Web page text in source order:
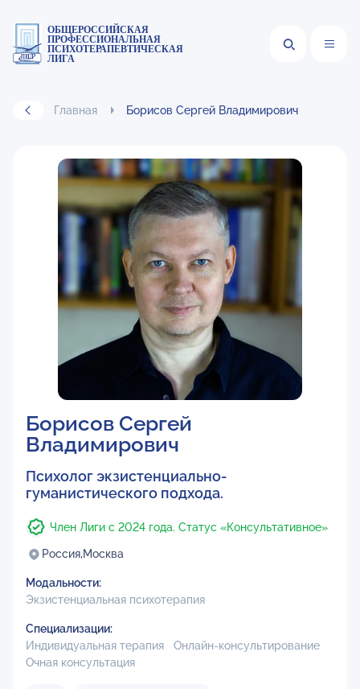
ОБЩЕРОССИЙСКАЯ
ПРОФЕССИОНАЛЬНАЯ
ПСИХОТЕРАПЕВТИЧЕСКАЯ
ЛИГА
Главная Борисов Сергей Владимирович
Борисов Сергей
Владимирович
Психолог экзистенциально-
гуманистического подхода.
Член Лиги с 2024 года. Статус «Консультативное»
Россия,Москва
Модальности:
Экзистенциальная психотерапия
Специализации:
Индивидуальная терапия
Онлайн-консультирование
Очная консультация